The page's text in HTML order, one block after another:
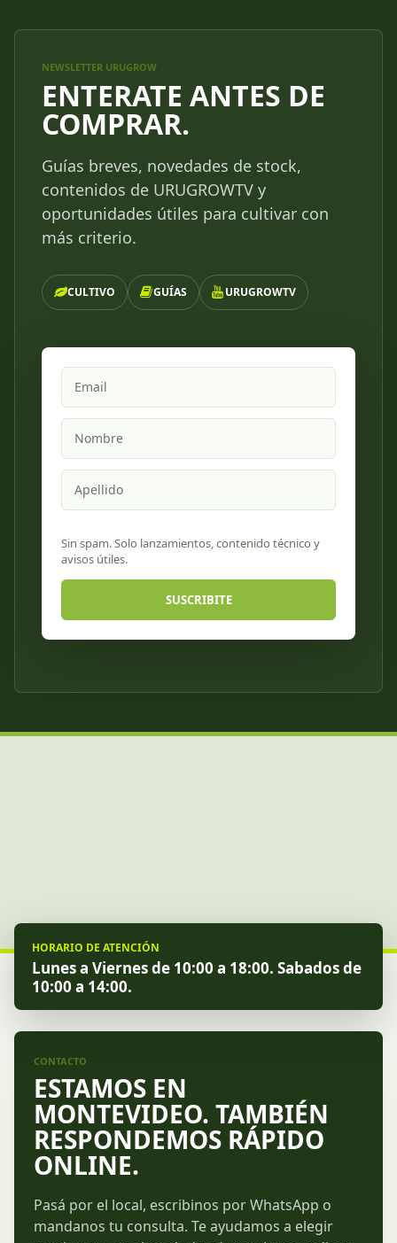
NEWSLETTER URUGROW
ENTERATE ANTES DE
COMPRAR.
Guías breves, novedades de stock,
contenidos de URUGROWTV y
oportunidades útiles para cultivar con
más criterio.
CULTIVO GUÍAS URUGROWTV
Sin spam. Solo lanzamientos, contenido técnico y
avisos útiles.
SUSCRIBITE
HORARIO DE ATENCIÓN
Lunes a Viernes de 10:00 a 18:00. Sabados de
10:00 a 14:00.
CONTACTO
ESTAMOS EN
MONTEVIDEO. TAMBIÉN
RESPONDEMOS RÁPIDO
ONLINE.
Pasá por el local, escribinos por WhatsApp o
mandanos tu consulta. Te ayudamos a elegir